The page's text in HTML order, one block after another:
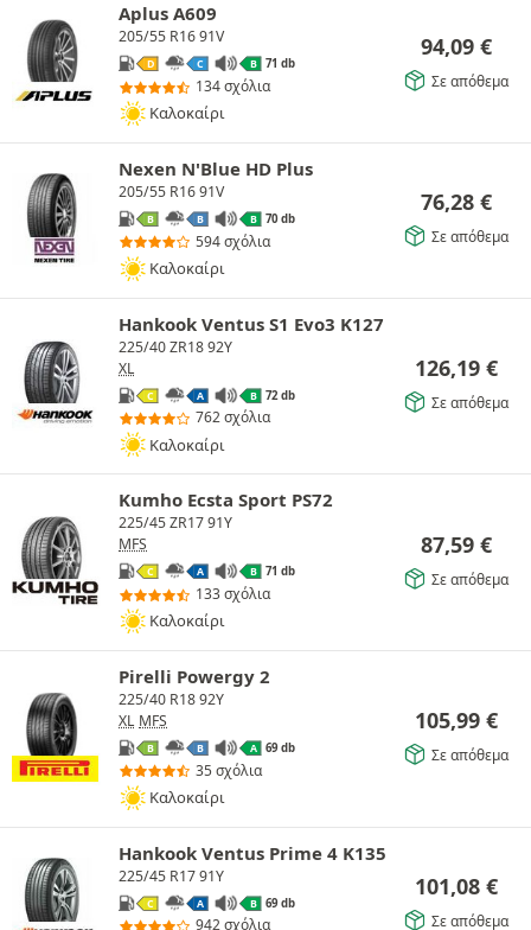
Aplus A609
205/55 R16 91V
D C B 71 db
134 σχόλια
Καλοκαίρι
94,09 €
Σε απόθεμα
Nexen N'Blue HD Plus
205/55 R16 91V
B B B 70 db
594 σχόλια
Καλοκαίρι
76,28 €
Σε απόθεμα
Hankook Ventus S1 Evo3 K127
225/40 ZR18 92Y
XL
C A B 72 db
762 σχόλια
Καλοκαίρι
126,19 €
Σε απόθεμα
Kumho Ecsta Sport PS72
225/45 ZR17 91Y
MFS
C A B 71 db
133 σχόλια
Καλοκαίρι
87,59 €
Σε απόθεμα
Pirelli Powergy 2
225/40 R18 92Y
XL MFS
B B A 69 db
35 σχόλια
Καλοκαίρι
105,99 €
Σε απόθεμα
Hankook Ventus Prime 4 K135
225/45 R17 91Y
C A B 69 db
942 σχόλια
101,08 €
Σε απόθεμα